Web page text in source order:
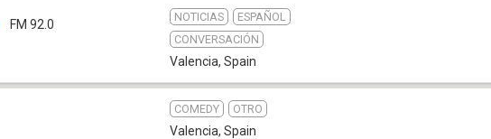
FM 92.0
NOTICIAS
ESPAÑOL
CONVERSACIÓN
Valencia, Spain
COMEDY OTRO
Valencia, Spain